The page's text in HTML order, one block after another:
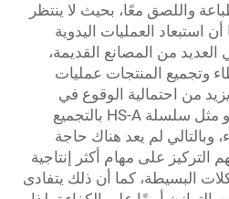
واللصق معًا، بحيث لا ينتظر
استبعاد العمليات اليدوية
من المصانع القديمة،
وتجميع المنتجات عمليات
من احتمالية الوقوع في
الأخطاء. وتتميز آلات هوايو مثل سلسلة HS-A بالتجميع
وبالتالي لم يعد هناك حاجة
التركيز على مهام أكثر إنتاجية
البسيطة، كما أن ذلك يتفادى